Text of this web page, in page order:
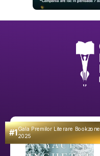
#1Gala Premilor Literare Bookzone
2025